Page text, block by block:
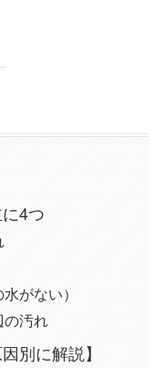
4つ
がない）
の汚れ
別に解説】